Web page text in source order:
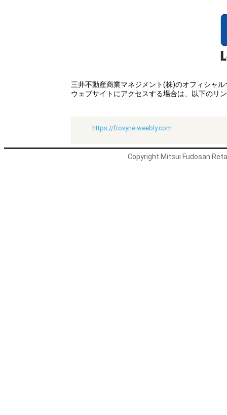
三井不動産商業マネジメント(株)のオフィシャ
ウェブサイトにアクセスする場合は、以下のリ
https://frovyne.weebly.com
Copyright Mitsui Fudosan